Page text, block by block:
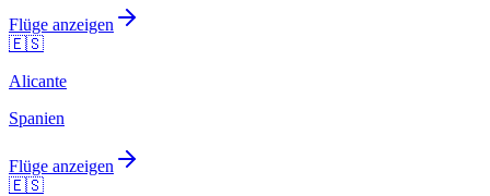
Flüge anzeigen
🇪🇸
Alicante
Spanien
Flüge anzeigen
🇪🇸